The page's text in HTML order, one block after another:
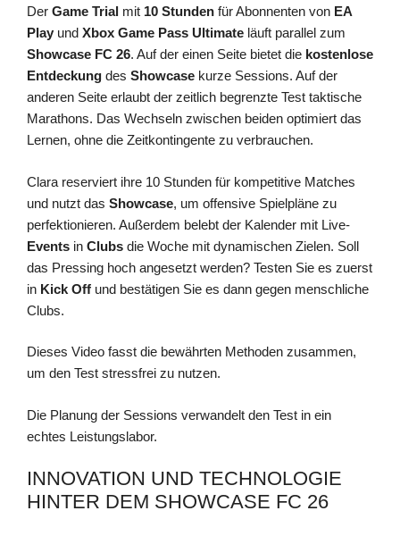
Der Game Trial mit 10 Stunden für Abonnenten von EA
Play und Xbox Game Pass Ultimate läuft parallel zum
Showcase FC 26. Auf der einen Seite bietet die kostenlose
Entdeckung des Showcase kurze Sessions. Auf der
anderen Seite erlaubt der zeitlich begrenzte Test taktische
Marathons. Das Wechseln zwischen beiden optimiert das
Lernen, ohne die Zeitkontingente zu verbrauchen.
Clara reserviert ihre 10 Stunden für kompetitive Matches
und nutzt das Showcase, um offensive Spielpläne zu
perfektionieren. Außerdem belebt der Kalender mit Live-
Events in Clubs die Woche mit dynamischen Zielen. Soll
das Pressing hoch angesetzt werden? Testen Sie es zuerst
in Kick Off und bestätigen Sie es dann gegen menschliche
Clubs.
Dieses Video fasst die bewährten Methoden zusammen,
um den Test stressfrei zu nutzen.
Die Planung der Sessions verwandelt den Test in ein
echtes Leistungslabor.
INNOVATION UND TECHNOLOGIE
HINTER DEM SHOWCASE FC 26